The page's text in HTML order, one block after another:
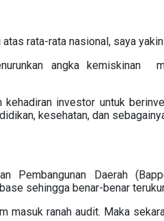
rata-rata nasional, saya
angka kemiskinan
kehadiran investor untuk
kesehatan, dan
Pembangunan Daerah
sehingga benar-benar
masuk ranah audit. Maka